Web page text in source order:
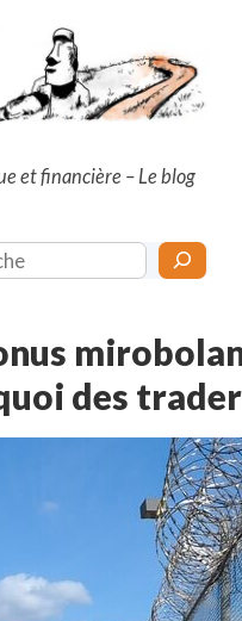
et financière – Le blog
des